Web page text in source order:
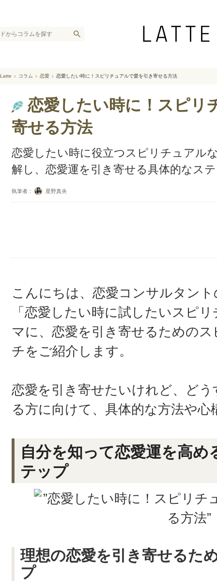
Latte コラム 恋愛 恋愛したい時に！スピリチュアルで愛を引き寄せる方法
恋愛したい時に！スピリ
寄せる方法
恋愛したい時に役立つスピリチュアル
解し、恋愛運を引き寄せる具体的なス
執筆者： 星野真央
こんにちは、恋愛コンサルタン
「恋愛したい時に試したいスピ
マに、恋愛を引き寄せるための
チをご紹介します。
恋愛を引き寄せたいけれど、ど
る方に向けて、具体的な方法や
自分を知って恋愛運を高
テップ
理想の恋愛を引き寄せるた
プ